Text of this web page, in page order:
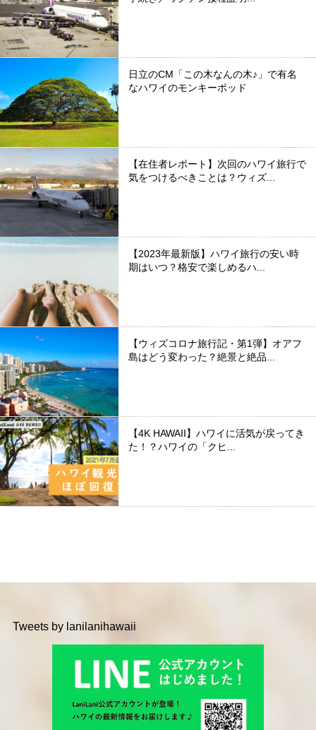
日立のCM「この木なんの木♪」で有名
なハワイのモンキーポッド
【在住者レポート】次回のハワイ旅行で
気をつけるべきことは？ウィズ...
【2023年最新版】ハワイ旅行の安い時
期はいつ？格安で楽しめるハ...
【ウィズコロナ旅行記・第1弾】オアフ
島はどう変わった？絶景と絶品...
【4K HAWAII】ハワイに活気が戻ってき
た！？ハワイの「クヒ...
Tweets by lanilanihawaii